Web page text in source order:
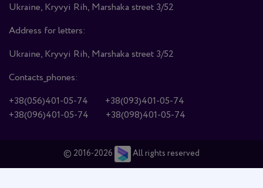
Ukraine, Kryvyi Rih, Marshaka street 3/52
Address for letters:
Ukraine, Kryvyi Rih, Marshaka street 3/52
Contacts_phones:
+38(056)401-05-74
+38(093)401-05-74
+38(096)401-05-74
+38(098)401-05-74
© 2016-2026 All rights reserved